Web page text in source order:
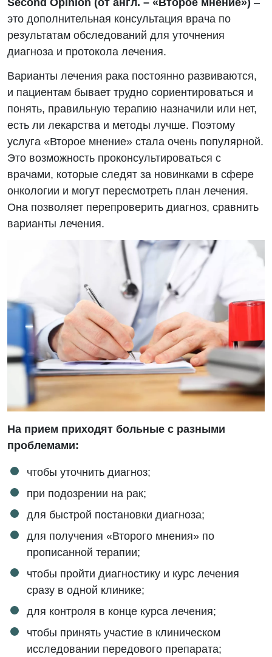
это дополнительная консультация врача по
результатам обследований для уточнения
диагноза и протокола лечения.
Варианты лечения рака постоянно развиваются,
и пациентам бывает трудно сориентироваться и
понять, правильную терапию назначили или нет,
есть ли лекарства и методы лучше. Поэтому
услуга «Второе мнение» стала очень популярной.
Это возможность проконсультироваться с
врачами, которые следят за новинками в сфере
онкологии и могут пересмотреть план лечения.
Она позволяет перепроверить диагноз, сравнить
варианты лечения.
На прием приходят больные с разными
проблемами:
чтобы уточнить диагноз;
при подозрении на рак;
для быстрой постановки диагноза;
для получения «Второго мнения» по
прописанной терапии;
чтобы пройти диагностику и курс лечения
сразу в одной клинике;
для контроля в конце курса лечения;
чтобы принять участие в клиническом
исследовании передового препарата;